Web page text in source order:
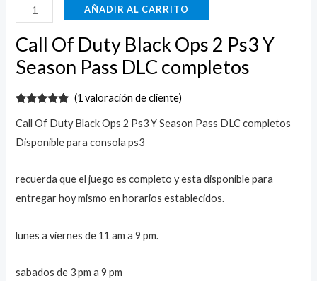
Season
Pass
DLC
cantidad
AÑADIR AL CARRITO
Call Of Duty Black Ops 2 Ps3 Y
Season Pass DLC completos
con5.00de
avaloración
(1 valoración de cliente)
Call Of Duty Black Ops 2 Ps3 Y Season Pass DLC completos
Disponible para consola ps3
recuerda que el juego es completo y esta disponible para
entregar hoy mismo en horarios establecidos.
lunes a viernes de 11 am a 9 pm.
sabados de 3 pm a 9 pm